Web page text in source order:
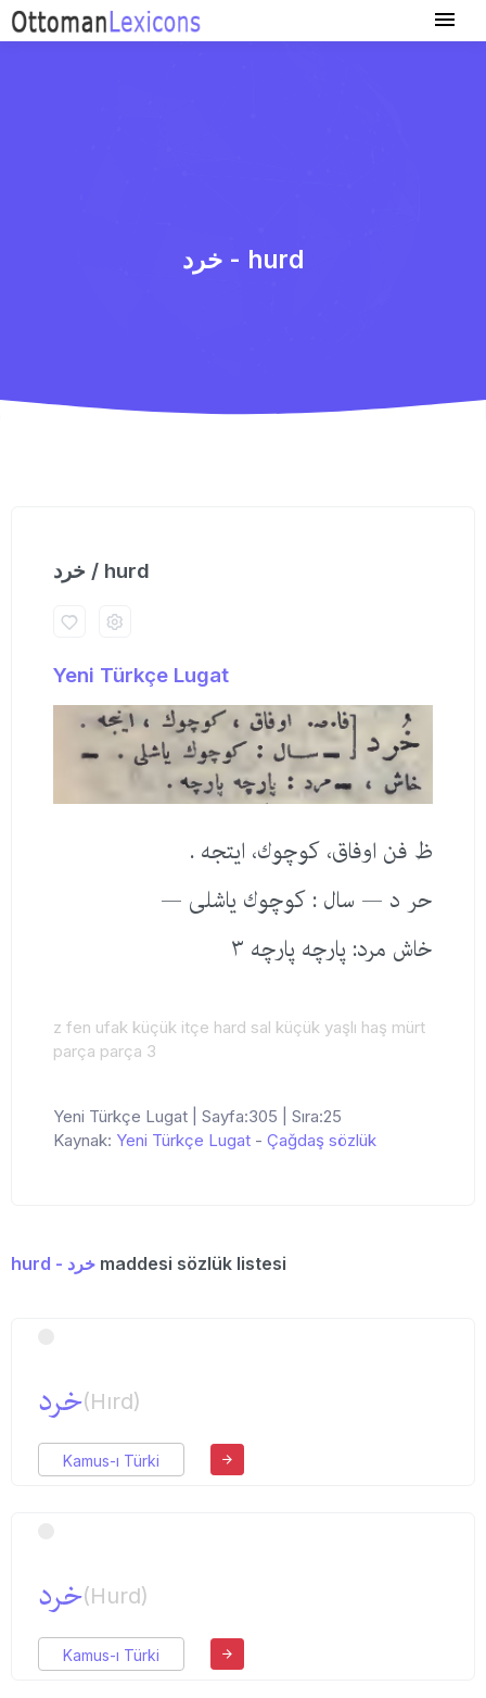
خرد - hurd
خرد / hurd
Yeni Türkçe Lugat
ظ فن اوفاق، كوچوك، ایتجه .
حر د — سال : كوچوك یاشلی —
خاش مرد: پارچه پارچه ٣
z fen ufak küçük itçe hard sal küçük yaşlı haş mürt
parça parça 3
Yeni Türkçe Lugat | Sayfa:305 | Sıra:25
Kaynak: Yeni Türkçe Lugat - Çağdaş sözlük
hurd - خرد maddesi sözlük listesi
خرد(Hırd)
Kamus-ı Türki
خرد(Hurd)
Kamus-ı Türki